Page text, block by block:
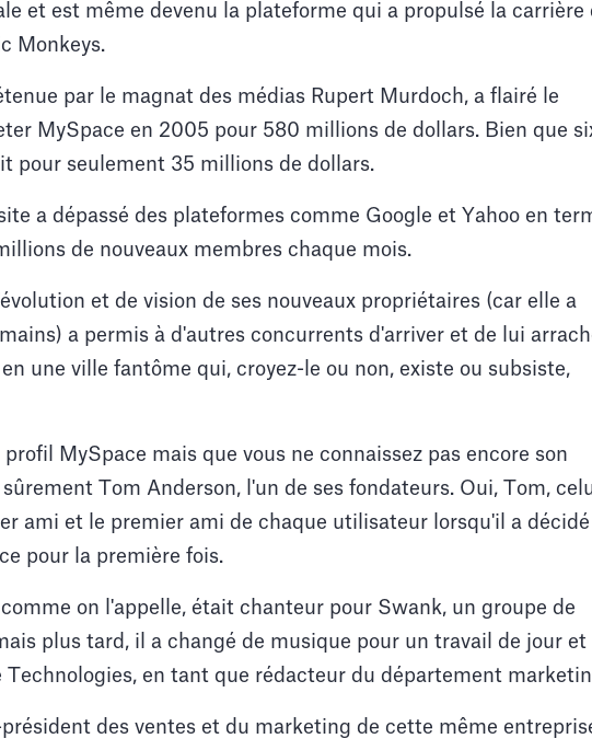
et est même devenu la plateforme qui a propulsé la carrière
Monkeys.
par le magnat des médias Rupert Murdoch, a flairé le
MySpace en 2005 pour 580 millions de dollars. Bien que
pour seulement 35 millions de dollars.
a dépassé des plateformes comme Google et Yahoo en
de nouveaux membres chaque mois.
et de vision de ses nouveaux propriétaires (car elle a
a permis à d'autres concurrents d'arriver et de lui
une ville fantôme qui, croyez-le ou non, existe ou subsiste,
profil MySpace mais que vous ne connaissez pas encore son
Tom Anderson, l'un de ses fondateurs. Oui, Tom,
ami et le premier ami de chaque utilisateur lorsqu'il a décidé
pour la première fois.
on l'appelle, était chanteur pour Swank, un groupe de
plus tard, il a changé de musique pour un travail de jour et
en tant que rédacteur du département
des ventes et du marketing de cette même